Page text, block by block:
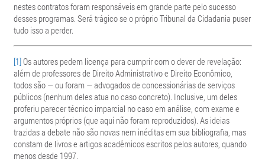
nestes contratos foram responsáveis em grande parte pelo sucesso
desses programas. Será trágico se o próprio Tribunal da Cidadania puser
tudo isso a perder.
[1]Os autores pedem licença para cumprir com o dever de revelação:
além de professores de Direito Administrativo e Direito Econômico,
todos são — ou foram — advogados de concessionárias de serviços
públicos (nenhum deles atua no caso concreto). Inclusive, um deles
proferiu parecer técnico imparcial no caso em análise, com exame e
argumentos próprios (que aqui não foram reproduzidos). As ideias
trazidas a debate não são novas nem inéditas em sua bibliografia, mas
constam de livros e artigos acadêmicos escritos pelos autores, quando
menos desde 1997.